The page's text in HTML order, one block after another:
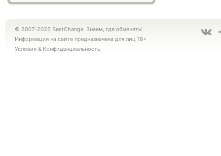
© 2007-2026 BestChange. Знаем, где обменять!
Информация на сайте предназначена для лиц 18+
Условия & Конфиденциальность